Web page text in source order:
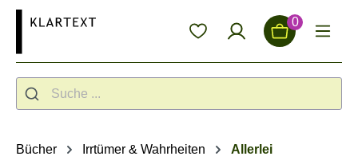
springen 0
Bücher Irrtümer & Wahrheiten Allerlei